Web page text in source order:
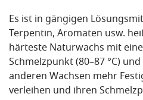
Es ist in gängigen
Terpentin, Aromaten usw.
härteste Naturwachs mit
Schmelzpunkt (80–87 °C)
anderen Wachsen mehr
verleihen und ihren